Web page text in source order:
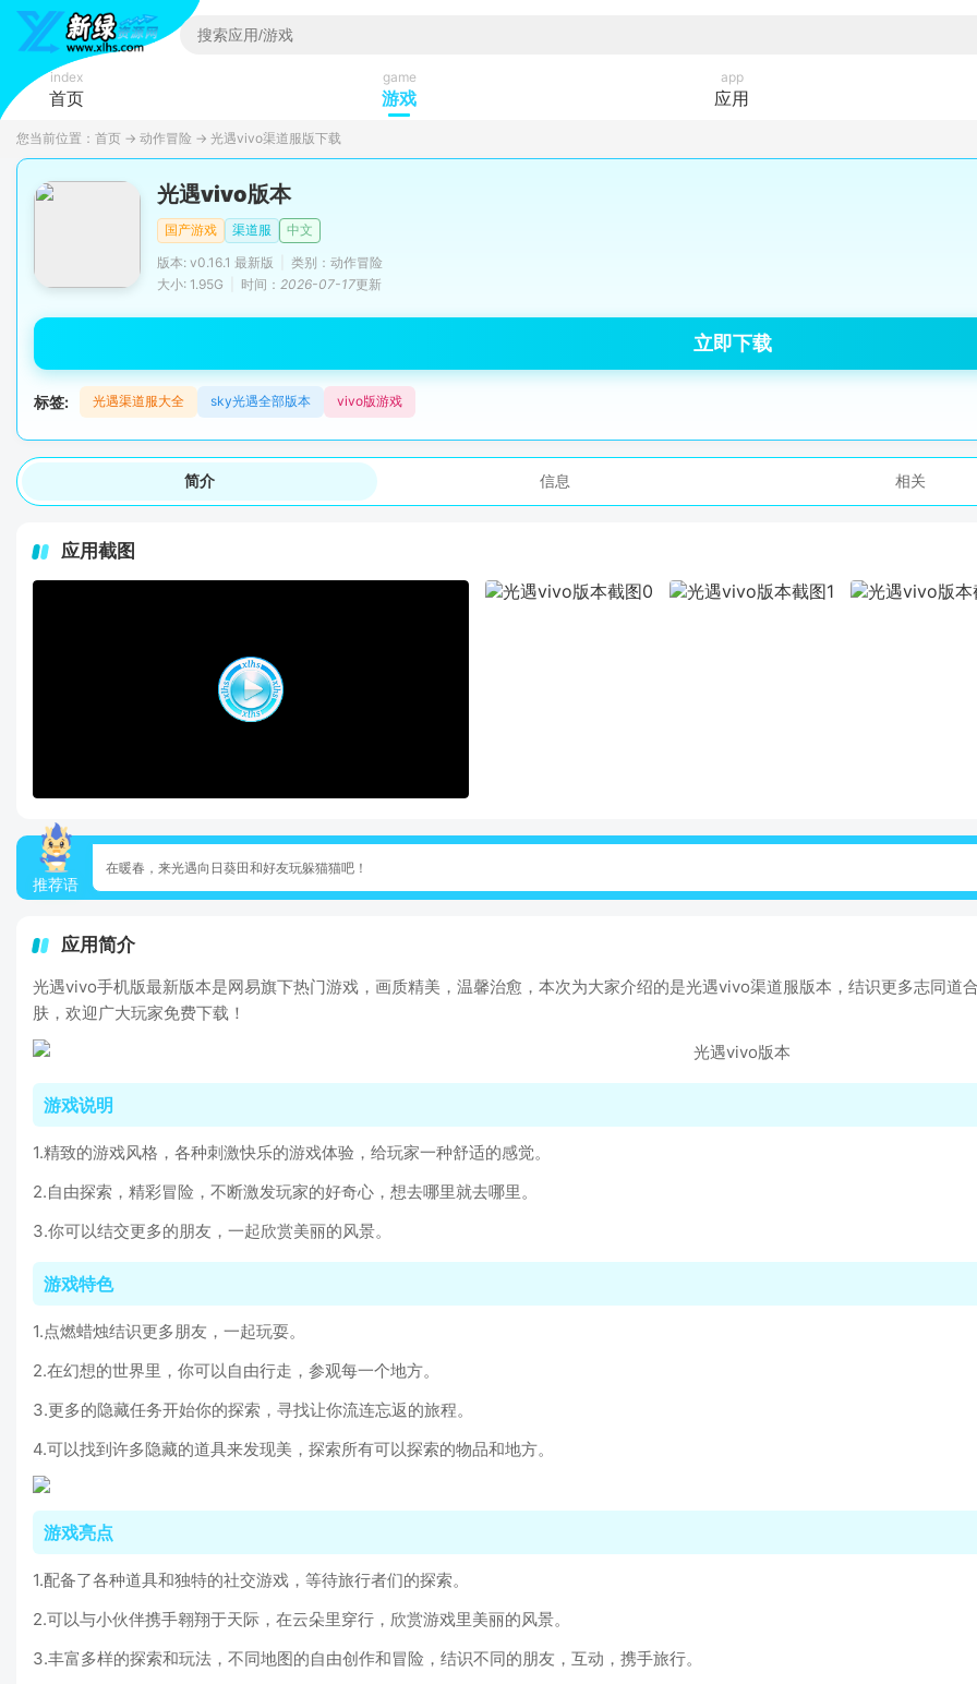
index
首页
game
游戏
app
应用
您当前位置： 首页 → 动作冒险 → 光遇vivo渠道服版下载
光遇vivo版本
国产游戏 渠道服
中文
版本: v0.16.1 最新版
类别：动作冒险
大小: 1.95G
时间： 2026-07-17更新
立即下载
标签: 光遇渠道服大全 sky光遇全部版本 vivo版游戏
简介 信息 相关
应用截图
推荐语
在暖春，来光遇向日葵田和好友玩躲猫猫吧！
应用简介
光遇vivo手机版最新版本是网易旗下热门游戏，画质精美，温馨治愈，本次为大家介绍的是光遇vivo渠道服版本，结识更多志同道
肤，欢迎广大玩家免费下载！
游戏说明
1.精致的游戏风格，各种刺激快乐的游戏体验，给玩家一种舒适的感觉。
2.自由探索，精彩冒险，不断激发玩家的好奇心，想去哪里就去哪里。
3.你可以结交更多的朋友，一起欣赏美丽的风景。
游戏特色
1.点燃蜡烛结识更多朋友，一起玩耍。
2.在幻想的世界里，你可以自由行走，参观每一个地方。
3.更多的隐藏任务开始你的探索，寻找让你流连忘返的旅程。
4.可以找到许多隐藏的道具来发现美，探索所有可以探索的物品和地方。
游戏亮点
1.配备了各种道具和独特的社交游戏，等待旅行者们的探索。
2.可以与小伙伴携手翱翔于天际，在云朵里穿行，欣赏游戏里美丽的风景。
3.丰富多样的探索和玩法，不同地图的自由创作和冒险，结识不同的朋友，互动，携手旅行。